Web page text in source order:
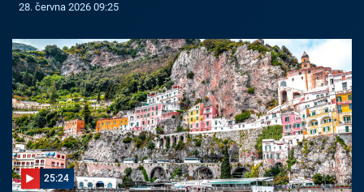
28. června 2026 09:25
25:24